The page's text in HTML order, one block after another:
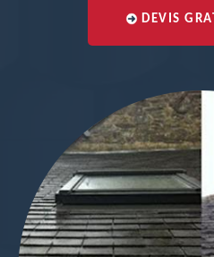
DEVIS